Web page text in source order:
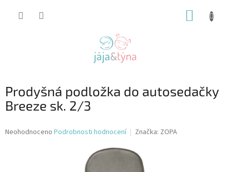
Prodyšná podložka do autosedačky
Breeze sk. 2/3
Průměrné
Neohodnoceno Podrobnosti hodnocení Značka: ZOPA